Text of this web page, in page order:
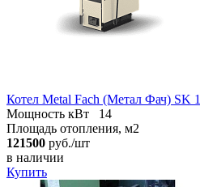
Котел Metal Fach (Метал Фач) SK
Мощность кВт
14
Площадь отопления, м2
121500 руб./шт
в наличии
Купить